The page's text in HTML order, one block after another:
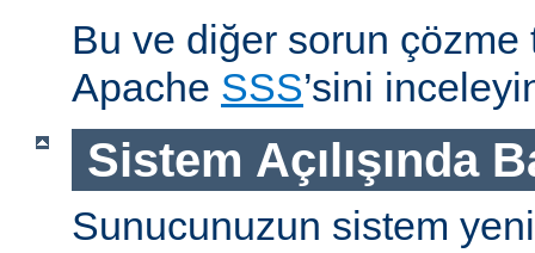
Bu ve diğer sorun çözme
Apache SSS’sini
Sistem Açılışında
Sunucunuzun sistem